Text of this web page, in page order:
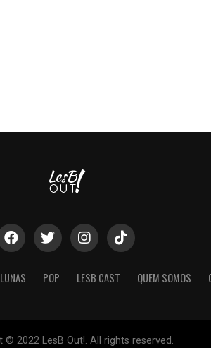
POP LESB CAST QUEM SOMOS
© 2022 LesB Out!. All rights reserved.